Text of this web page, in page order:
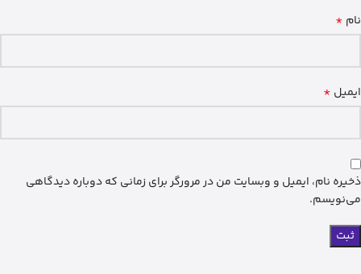
نام *
ایمیل *
ذخیره نام، ایمیل و وبسایت من در مرورگر برای زمانی که دوباره دیدگاهی
می‌نویسم.